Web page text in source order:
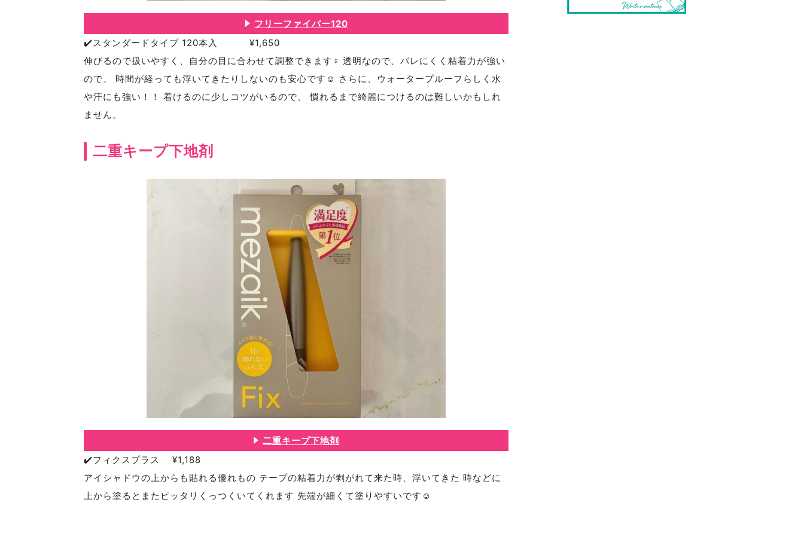
フリーファイバー120
✔️スタンダードタイプ 120本入 ¥1,650
伸びるので扱いやすく、自分の目に合わせて調整できます‍♀️ 透明なので、バレにくく粘着力が強い
ので、 時間が経っても浮いてきたりしないのも安心です☺️ さらに、ウォータープルーフらしく水
や汗にも強い！！ 着けるのに少しコツがいるので、 慣れるまで綺麗につけるのは難しいかもしれ
ません。
二重キープ下地剤
二重キープ下地剤
✔️フィクスプラス ¥1,188
アイシャドウの上からも貼れる優れもの テープの粘着力が剥がれて来た時、浮いてきた 時などに
上から塗るとまたピッタリくっつくいてくれます 先端が細くて塗りやすいです☺️